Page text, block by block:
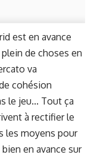
est en avance
de choses en
va
cohésion
le jeu... Tout ça
à rectifier le
les moyens pour
en avance sur